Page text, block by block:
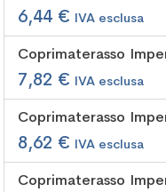
raggruppati
6,44 €
Coprimaterasso
7,82 €
Coprimaterasso
8,62 €
Coprimaterasso